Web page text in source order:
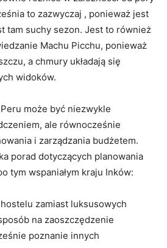
to zazwyczaj , ponieważ jest
tam suchy sezon. Jest to również
Machu Picchu, ponieważ
a ⁤chmury układają się
widoków.
może ⁣być niezwykle‍
ale równocześnie
i zarządzania budżetem.
porad dotyczących⁢ planowania
tym wspaniałym kraju Inków:
zamiast luksusowych
na‌ zaoszczędzenie⁣
poznanie innych⁤